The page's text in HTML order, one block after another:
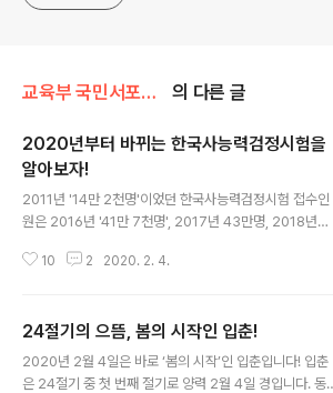
교육부 국민서포터즈 의 다른 글
2020년부터 바뀌는 한국사능력검정시험을
알아보자!
2011년 '14만 2천명'이었던 한국사능력검정시험 접수인
원은 2016년 '41만 7천명', 2017년 43만명, 2018년엔
만명을 넘어섰습니다. 올해 2월 실시되는 은 접수 마감 기
은 흡사 콘서트 티켓팅 하는 것과 같았다며 시험을 응시하
지 못한 아쉬움을 드러냈습니다. 이처럼 응시자 급증에 따
라서 한국사능력검정시험의 원활한 운영을 위해 시험 횟수
10 2 2020. 2. 4.
24절기의 으뜸, 봄의 시작인 입춘!
2020년 2월 4일은 바로 ‘봄의 시작’인 입춘입니다! 입춘
은 24절기 중 첫 번째 절기로 양력 2월 4일 경입니다. 동